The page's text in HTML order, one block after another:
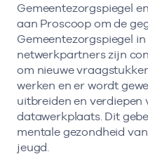
Gemeentezorgspiegel
aan Proscoop om de
Gemeentezorgspiegel
netwerkpartners zijn
om nieuwe
werken en er wordt
uitbreiden en verdiepen
datawerkplaats. Dit
mentale gezondheid
jeugd.